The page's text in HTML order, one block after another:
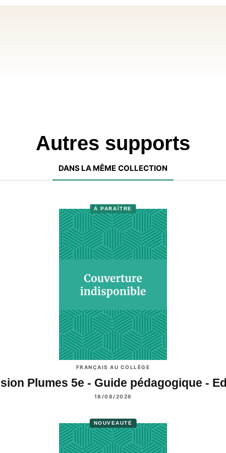
Autres supports
DANS LA MÊME COLLECTION
À PARAÎTRE
FRANÇAIS AU COLLÈGE
Plumes 5e - Guide pédagogique -
18/08/2026
NOUVEAUTÉ